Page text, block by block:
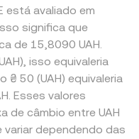
está avaliado em
significa que
de 15,8090 UAH.
isso equivaleria
₴ 50 (UAH) equivaleria
Esses valores
de câmbio entre UAH
variar dependendo das